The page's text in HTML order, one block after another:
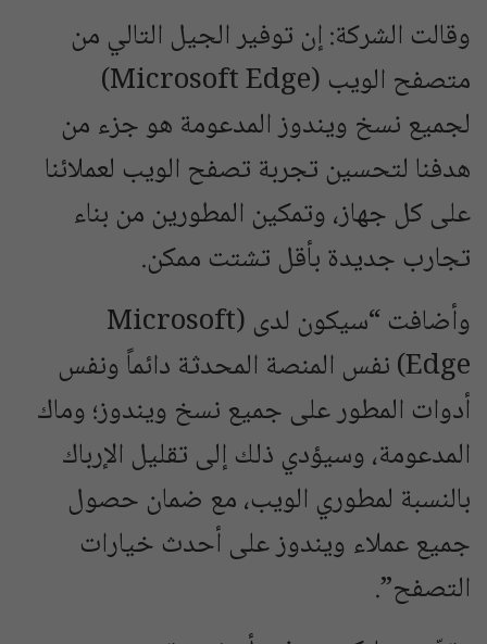
وقالت الشركة: إن توفير الجيل التالي من
متصفح الويب (Microsoft Edge)
لجميع نسخ ويندوز المدعومة هو جزء من
هدفنا لتحسين تجربة تصفح الويب لعملائنا
على كل جهاز، وتمكين المطورين من بناء
تجارب جديدة بأقل تشتت ممكن.
وأضافت “سيكون لدى (Microsoft
Edge) نفس المنصة المحدثة دائماً ونفس
أدوات المطور على جميع نسخ ويندوز؛ وماك
المدعومة، وسيؤدي ذلك إلى تقليل الإرباك
بالنسبة لمطوري الويب، مع ضمان حصول
جميع عملاء ويندوز على أحدث خيارات
التصفح”.